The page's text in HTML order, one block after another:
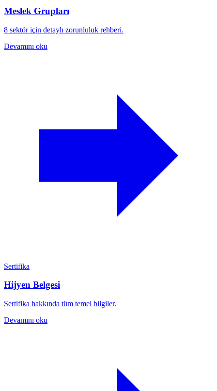
Meslek Grupları
8 sektör için detaylı zorunluluk rehberi.
Devamını oku
Sertifika
Hijyen Belgesi
Sertifika hakkında tüm temel bilgiler.
Devamını oku